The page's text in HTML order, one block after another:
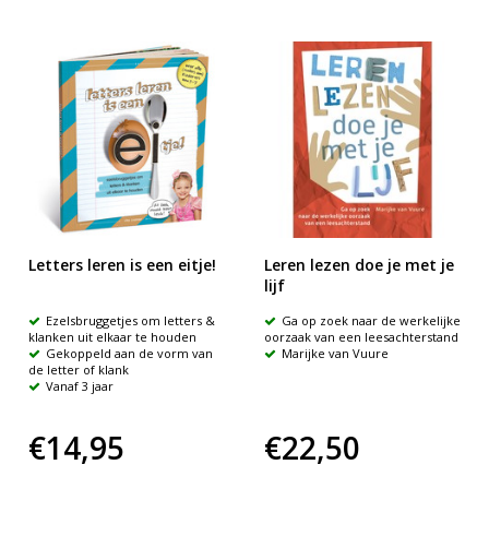
Letters leren is een eitje!
Ezelsbruggetjes om letters &
klanken uit elkaar te houden
Gekoppeld aan de vorm van
de letter of klank
Vanaf 3 jaar
€14,95
Leren lezen doe je met je
lijf
Ga op zoek naar de werkelijke
oorzaak van een leesachterstand
Marijke van Vuure
€22,50